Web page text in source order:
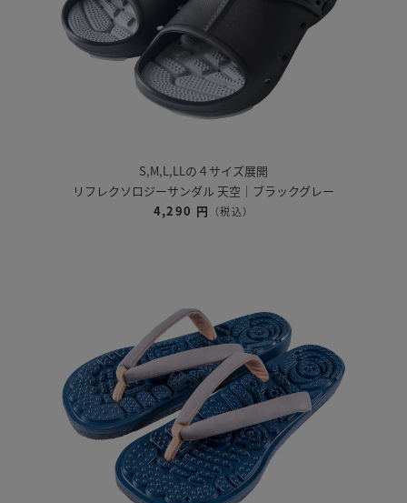
S,M,L,LLの４サイズ展開
リフレクソロジーサンダル 天空｜ブラックグレー
4,290 円 （税込）